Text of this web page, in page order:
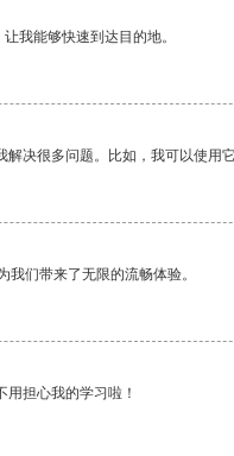
我能够快速到达目的地。
决很多问题。比如，我可以使用
们带来了无限的流畅体验。
担心我的学习啦！